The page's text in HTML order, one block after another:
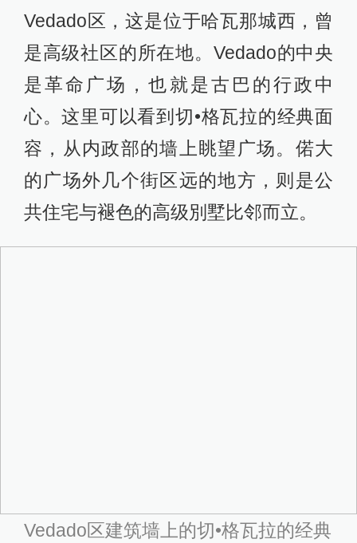
Vedado区，这是位于哈瓦那城西，曾
是高级社区的所在地。Vedado的中央
是革命广场，也就是古巴的行政中
心。这里可以看到切•格瓦拉的经典面
容，从内政部的墙上眺望广场。偌大
的广场外几个街区远的地方，则是公
共住宅与褪色的高级別墅比邻而立。
Vedado区建筑墙上的切•格瓦拉的经典